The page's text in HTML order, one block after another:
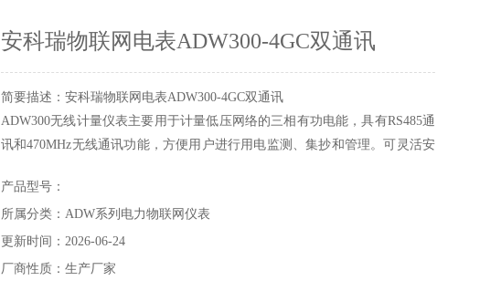
安科瑞物联网电表ADW300-4GC双通讯
简要描述：安科瑞物联网电表ADW300-4GC双通讯
ADW300无线计量仪表主要用于计量低压网络的三相有功电能，具有RS485通
讯和470MHz无线通讯功能，方便用户进行用电监测、集抄和管理。可灵活安
产品型号：
所属分类：ADW系列电力物联网仪表
更新时间：2026-06-24
厂商性质：生产厂家